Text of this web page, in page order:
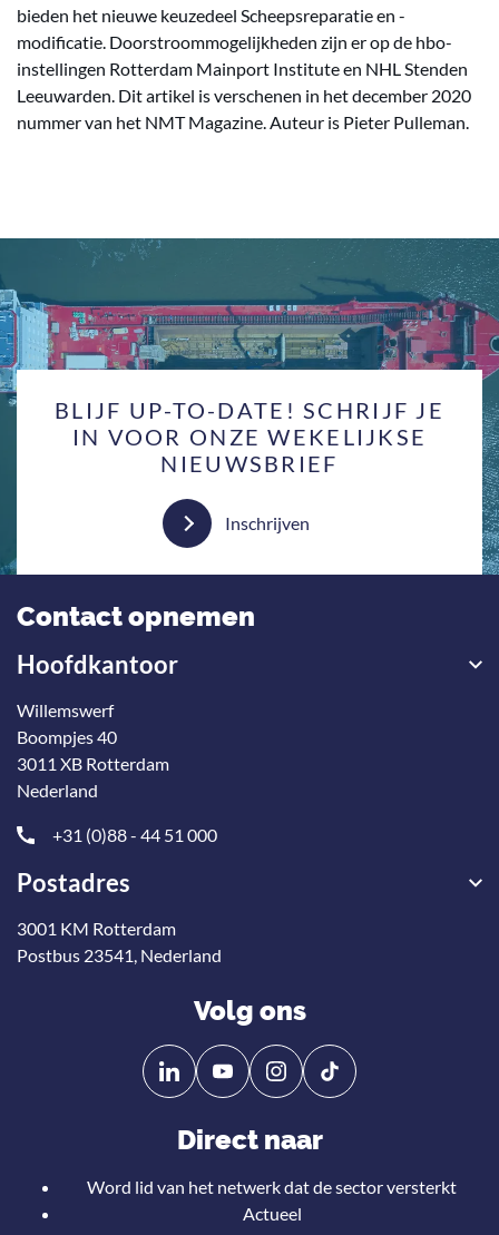
bieden het nieuwe keuzedeel Scheepsreparatie en -
modificatie. Doorstroommogelijkheden zijn er op de hbo-
instellingen Rotterdam Mainport Institute en NHL Stenden
Leeuwarden. Dit artikel is verschenen in het december 2020
nummer van het NMT Magazine. Auteur is Pieter Pulleman.
BLIJF UP-TO-DATE! SCHRIJF JE
IN VOOR ONZE WEKELIJKSE
NIEUWSBRIEF
Inschrijven
Contact opnemen
Hoofdkantoor
Willemswerf
Boompjes 40
3011 XB Rotterdam
Nederland
+31 (0)88 - 44 51 000
Postadres
3001 KM Rotterdam
Postbus 23541, Nederland
Volg ons
Volg
ons
Linkedin
Volg
ons
YouTube
Direct naar
Word lid van het netwerk dat de sector versterkt
Actueel